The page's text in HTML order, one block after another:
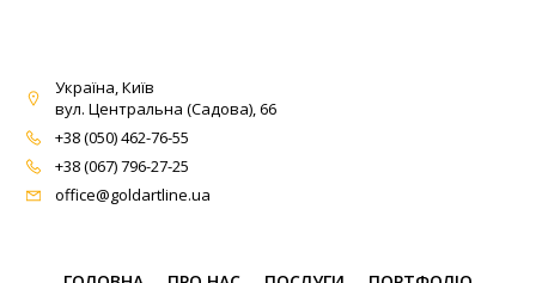
Україна, Київ
вул. Центральна (Садова), 66
+38 (050) 462-76-55
+38 (067) 796-27-25
office@goldartline.ua